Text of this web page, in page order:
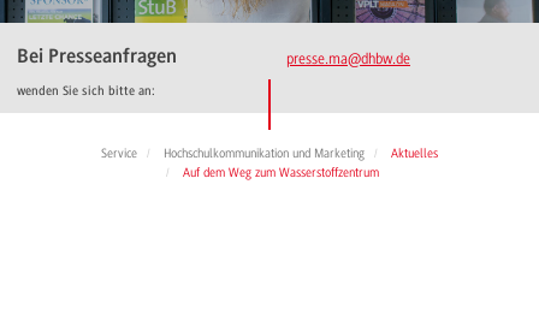
Bei Presseanfragen
wenden Sie sich bitte an:
presse.ma@dhbw.de
Service Hochschulkommunikation und Marketing
Aktuelles
Auf dem Weg zum Wasserstoffzentrum